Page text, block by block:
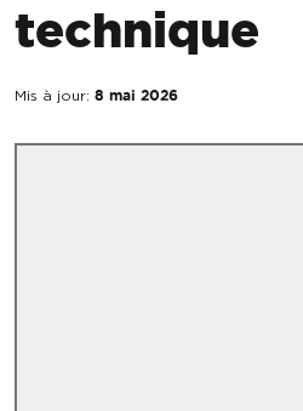
technique
Mis à jour: 8 mai 2026